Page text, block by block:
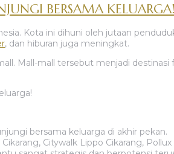
BERSAMA KELUARGA!
Kota ini dihuni oleh jutaan
, dan hiburan juga meningkat.
Mall-mall tersebut menjadi
bersama keluarga di akhir pekan.
Citywalk Lippo Cikarang,